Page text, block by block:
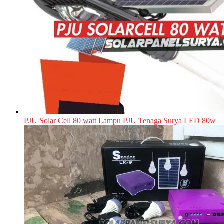
PJU Solar Cell 80 watt Lampu PJU Tenaga Surya LED 80w